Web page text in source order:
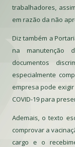
trabalhadores,
em razão da não
Diz também a
na manutenção
documentos
especialmente
empresa pode
COVID-19 para
Ademais, o texto
comprovar a
cargo e o